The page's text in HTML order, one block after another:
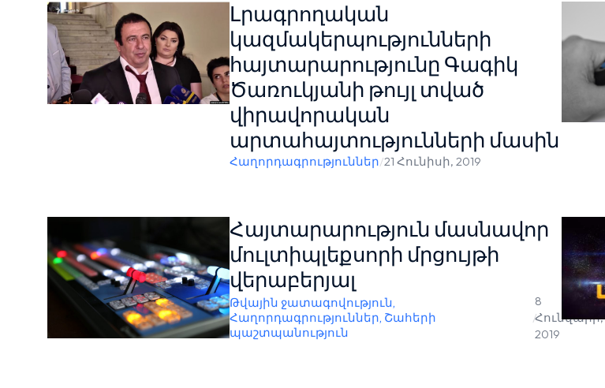
Լրագրողական
կազմակերպությունների
հայտարարությունը Գագիկ
Ծառուկյանի թույլ տված
վիրավորական
արտահայտությունների մասին
Հաղորդագրություններ/21 Հունիսի, 2019
Հայտարարություն մասնավոր
մուլտիպլեքսորի մրցույթի
վերաբերյալ
Թվային ջատագովություն,
Հաղորդագրություններ, Շահերի
պաշտպանություն
/
8
Հունվարի,
2019